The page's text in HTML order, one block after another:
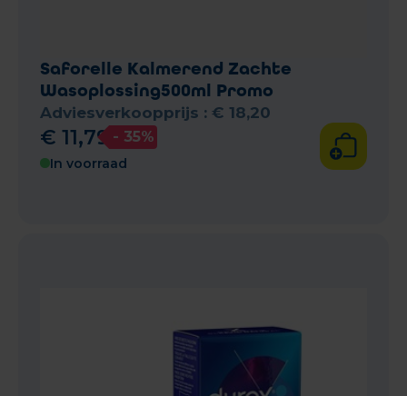
Saforelle Kalmerend Zachte
Wasoplossing500ml Promo
Adviesverkoopprijs : € 18,20
€ 11,79 - 35%
In voorraad